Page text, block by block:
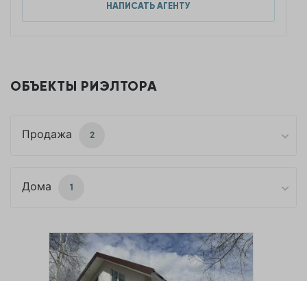
НАПИСАТЬ АГЕНТУ
ОБЪЕКТЫ РИЭЛТОРА
Продажа 2
Дома 1